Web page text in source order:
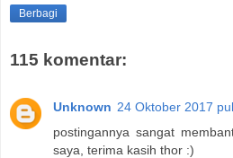
Berbagi
115 komentar:
Unknown 24 Oktober 2017
postingannya sangat
saya, terima kasih thor :)